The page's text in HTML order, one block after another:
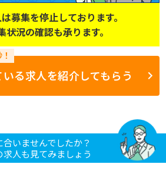
募集を停止しております。
状況の確認も承ります。
いる求人を紹介してもらう
いませんでしたか？
人も見てみましょう